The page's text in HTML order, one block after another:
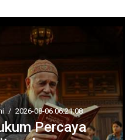
03:51:02
Badiklat
Kejaksaan dan UI
Perkuat Sinergi,
Harli Siregar